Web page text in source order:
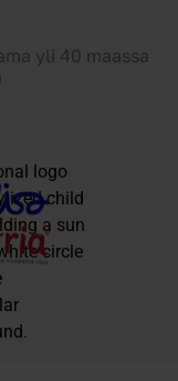
yli 40 maassa